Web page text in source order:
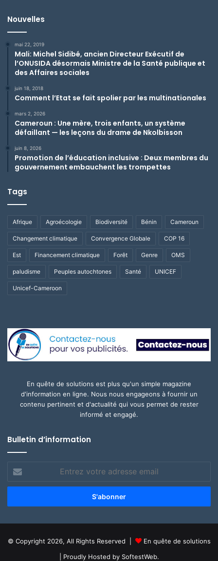
Nouvelles
mai 22, 2019
Mali: Michel Sidibé, ancien Directeur Exécutif de
l’ONUSIDA désormais Ministre de la Santé publique et
des Affaires sociales
juin 18, 2018
Comment l’Etat se fait spolier par les multinationales
mars 2, 2026
Cameroun : Une mère, trois enfants, un système
défaillant — les leçons du drame de Nkolbisson
juin 8, 2026
Promotion de l’éducation inclusive : Deux membres du
gouvernement embauchent les trompettes
Tags
Afrique Agroécologie Biodiversité Bénin Cameroun
Changement climatique Convergence Globale COP 16
Est Financement climatique Forêt Genre OMS
paludisme Peuples autochtones Santé UNICEF
Unicef-Cameroon
En quête de solutions est plus qu'un simple magazine
d'information en ligne. Nous nous engageons à fournir un
contenu pertinent et d'actualité qui vous permet de rester
informé et engagé.
Bulletin d’information
votre
adresse
© Copyright 2026, All Rights Reserved |
En quête de solutions
| Proudly Hosted by SoftestWeb.